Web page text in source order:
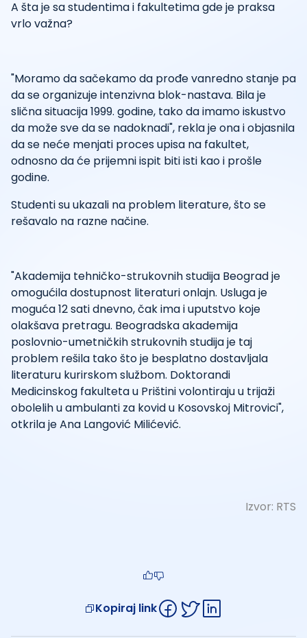
A šta je sa studentima i fakultetima gde je praksa
vrlo važna?
"Moramo da sačekamo da prođe vanredno stanje pa
da se organizuje intenzivna blok-nastava. Bila je
slična situacija 1999. godine, tako da imamo iskustvo
da može sve da se nadoknadi", rekla je ona i objasnila
da se neće menjati proces upisa na fakultet,
odnosno da će prijemni ispit biti isti kao i prošle
godine.
Studenti su ukazali na problem literature, što se
rešavalo na razne načine.
"Akademija tehničko-strukovnih studija Beograd je
omogućila dostupnost literaturi onlajn. Usluga je
moguća 12 sati dnevno, čak ima i uputstvo koje
olakšava pretragu. Beogradska akademija
poslovnio-umetničkih strukovnih studija je taj
problem rešila tako što je besplatno dostavljala
literaturu kurirskom službom. Doktorandi
Medicinskog fakulteta u Prištini volontiraju u trijaži
obolelih u ambulanti za kovid u Kosovskoj Mitrovici",
otkrila je Ana Langović Milićević.
Izvor: RTS
Kopiraj link